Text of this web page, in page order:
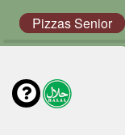
Pizzas Senior